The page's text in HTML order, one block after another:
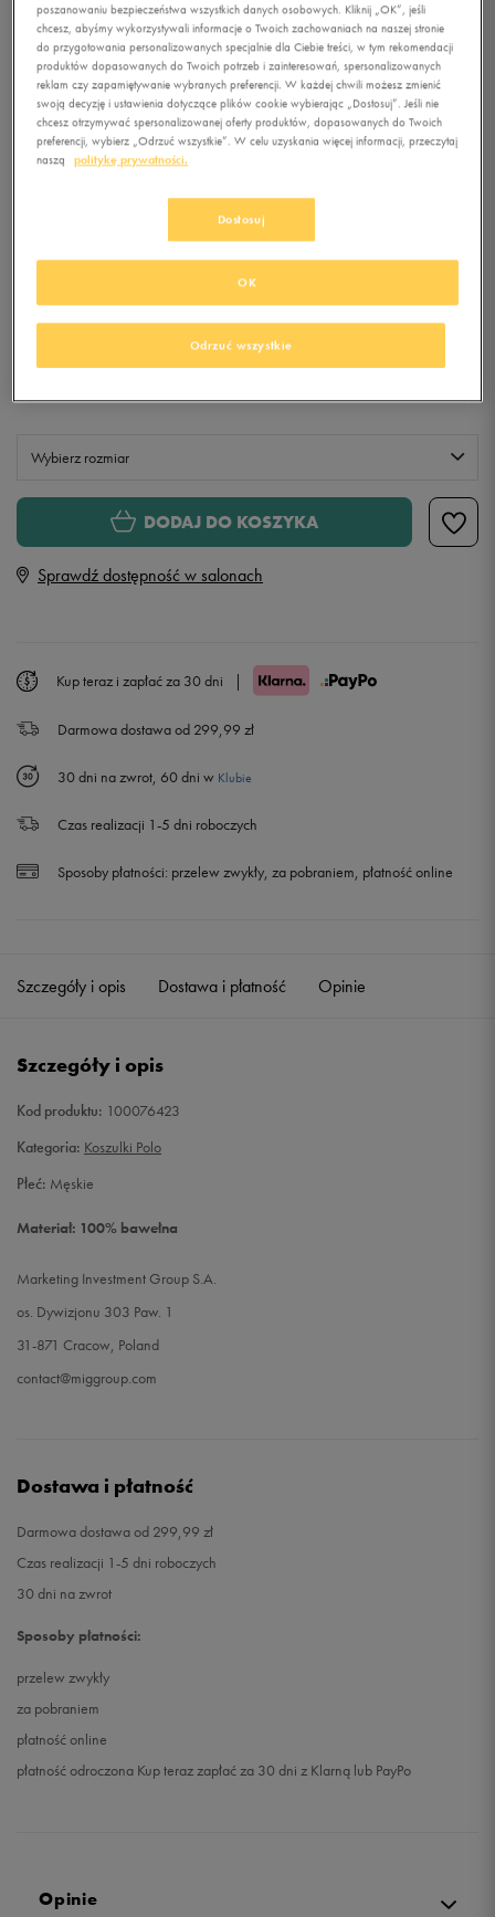
REEBOK POLO COURT
SPORT QUARTER ZIP
0.0 (0)
(cena bezpośrednio przed promocją)
zł -25% (najniższa cena od momentu wprowadzenia produktu)
89,99zł z Vat
KLUBIE 50 STYLE
Wybierz rozmiar
M
XL
DODAJ DO KOSZYKA
Sprawdź dostępność w salonach
Kup teraz i zapłać za 30 dni |
Darmowa dostawa od 299,99 zł
30 dni na zwrot, 60 dni w Klubie
Czas realizacji 1-5 dni roboczych
Sposoby płatności: przelew zwykły, za pobraniem, płatność online
Szczegóły i opis Dostawa i płatność Opinie
Szczegóły i opis
Kod produktu: 100076423
Kategoria: Koszulki Polo
Płeć: Męskie
Materiał: 100% bawełna
Marketing Investment Group S.A.
os. Dywizjonu 303 Paw. 1
31-871 Cracow, Poland
contact@miggroup.com
Dostawa i płatność
Darmowa dostawa od 299,99 zł
Czas realizacji 1-5 dni roboczych
30 dni na zwrot
Sposoby płatności:
przelew zwykły
za pobraniem
płatność online
płatność odroczona Kup teraz zapłać za 30 dni z Klarną lub PayPo
Opinie
poszanowaniu bezpieczeństwa wszystkich danych osobowych. Kliknij „OK”, jeśli
chcesz, abyśmy wykorzystywali informacje o Twoich zachowaniach na naszej stronie
do przygotowania personalizowanych specjalnie dla Ciebie treści, w tym rekomendacji
produktów dopasowanych do Twoich potrzeb i zainteresowań, spersonalizowanych
reklam czy zapamiętywanie wybranych preferencji. W każdej chwili możesz zmienić
swoją decyzję i ustawienia dotyczące plików cookie wybierając „Dostosuj”. Jeśli nie
chcesz otrzymywać spersonalizowanej oferty produktów, dopasowanych do Twoich
preferencji, wybierz „Odrzuć wszystkie”. W celu uzyskania więcej informacji, przeczytaj
naszą
politykę prywatności.
Dostosuj
Odrzuć wszystkie
OK